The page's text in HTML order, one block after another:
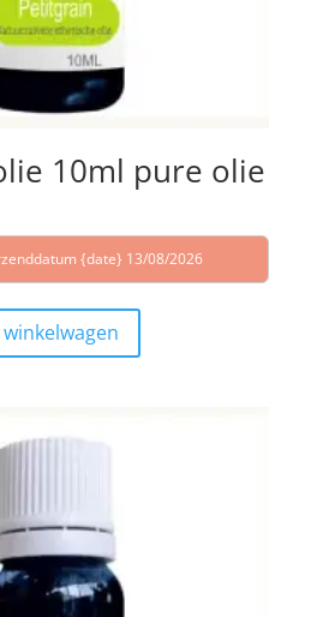
10ml pure olie
{date} 13/08/2026